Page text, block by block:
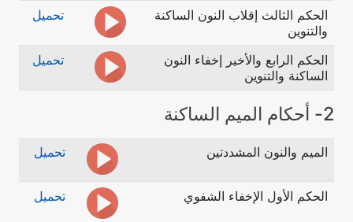
الحكم الثالث إقلاب النون الساكنة
والتنوين
تحميل
الحكم الرابع والأخير إخفاء النون
الساكنة والتنوين
تحميل
2- أحكام الميم الساكنة
الميم والنون المشددتين تحميل
الحكم الأول الإخفاء الشفوي تحميل